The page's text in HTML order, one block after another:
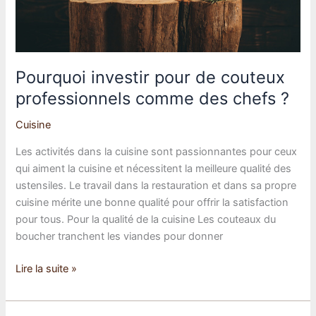
Pourquoi investir pour de couteux
professionnels comme des chefs ?
Cuisine
Les activités dans la cuisine sont passionnantes pour ceux
qui aiment la cuisine et nécessitent la meilleure qualité des
ustensiles. Le travail dans la restauration et dans sa propre
cuisine mérite une bonne qualité pour offrir la satisfaction
pour tous. Pour la qualité de la cuisine Les couteaux du
boucher tranchent les viandes pour donner
Pourquoi
pour
Lire la suite »